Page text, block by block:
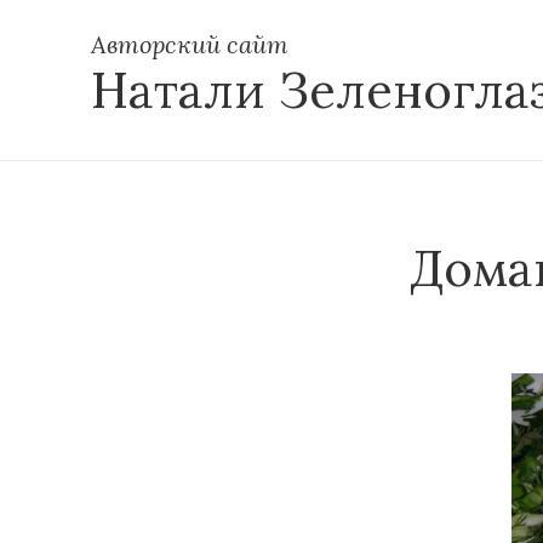
Авторский сайт
Натали